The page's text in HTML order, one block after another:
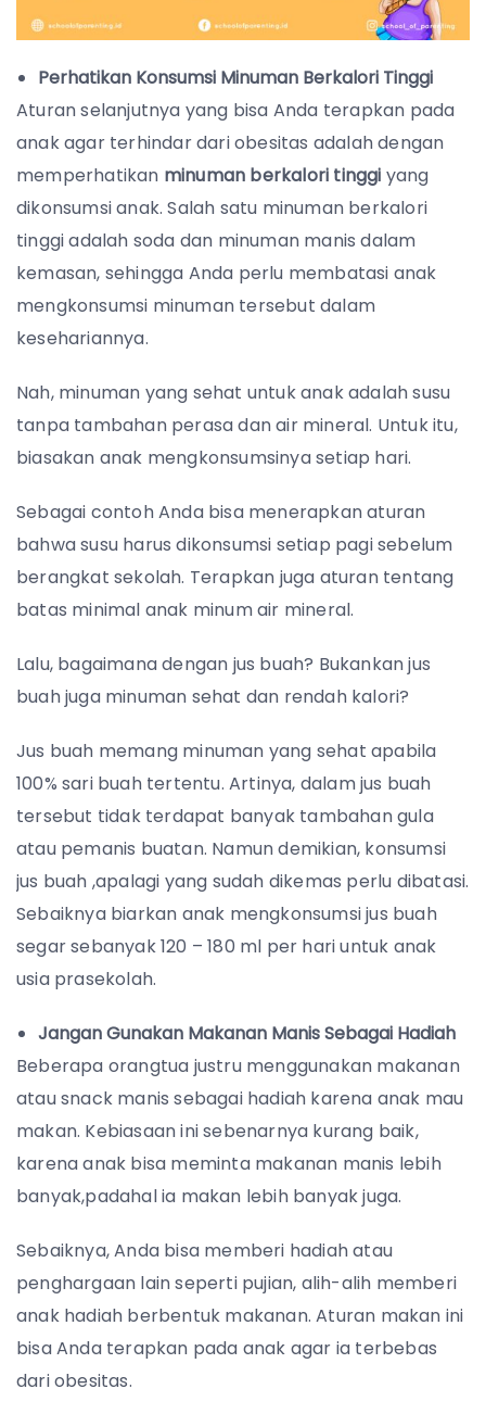
Perhatikan Konsumsi Minuman Berkalori Tinggi
Aturan selanjutnya yang bisa Anda terapkan pada
anak agar terhindar dari obesitas adalah dengan
memperhatikan minuman berkalori tinggi yang
dikonsumsi anak. Salah satu minuman berkalori
tinggi adalah soda dan minuman manis dalam
kemasan, sehingga Anda perlu membatasi anak
mengkonsumsi minuman tersebut dalam
kesehariannya.
Nah, minuman yang sehat untuk anak adalah susu
tanpa tambahan perasa dan air mineral. Untuk itu,
biasakan anak mengkonsumsinya setiap hari.
Sebagai contoh Anda bisa menerapkan aturan
bahwa susu harus dikonsumsi setiap pagi sebelum
berangkat sekolah. Terapkan juga aturan tentang
batas minimal anak minum air mineral.
Lalu, bagaimana dengan jus buah? Bukankan jus
buah juga minuman sehat dan rendah kalori?
Jus buah memang minuman yang sehat apabila
100% sari buah tertentu. Artinya, dalam jus buah
tersebut tidak terdapat banyak tambahan gula
atau pemanis buatan. Namun demikian, konsumsi
jus buah ,apalagi yang sudah dikemas perlu dibatasi.
Sebaiknya biarkan anak mengkonsumsi jus buah
segar sebanyak 120 – 180 ml per hari untuk anak
usia prasekolah.
Jangan Gunakan Makanan Manis Sebagai Hadiah
Beberapa orangtua justru menggunakan makanan
atau snack manis sebagai hadiah karena anak mau
makan. Kebiasaan ini sebenarnya kurang baik,
karena anak bisa meminta makanan manis lebih
banyak,padahal ia makan lebih banyak juga.
Sebaiknya, Anda bisa memberi hadiah atau
penghargaan lain seperti pujian, alih-alih memberi
anak hadiah berbentuk makanan. Aturan makan ini
bisa Anda terapkan pada anak agar ia terbebas
dari obesitas.